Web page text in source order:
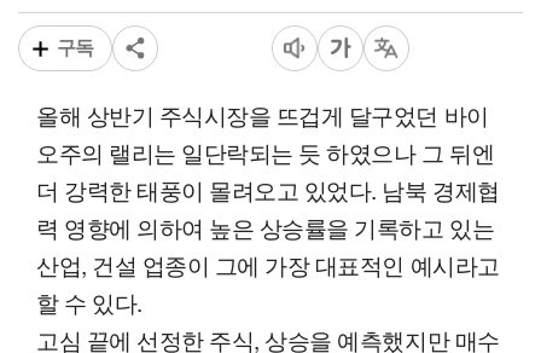
구독
올해 상반기 주식시장을 뜨겁게 달구었던 바이
오주의 랠리는 일단락되는 듯 하였으나 그 뒤엔
더 강력한 태풍이 몰려오고 있었다. 남북 경제협
력 영향에 의하여 높은 상승률을 기록하고 있는
산업, 건설 업종이 그에 가장 대표적인 예시라고
할 수 있다.
고심 끝에 선정한 주식, 상승을 예측했지만 매수